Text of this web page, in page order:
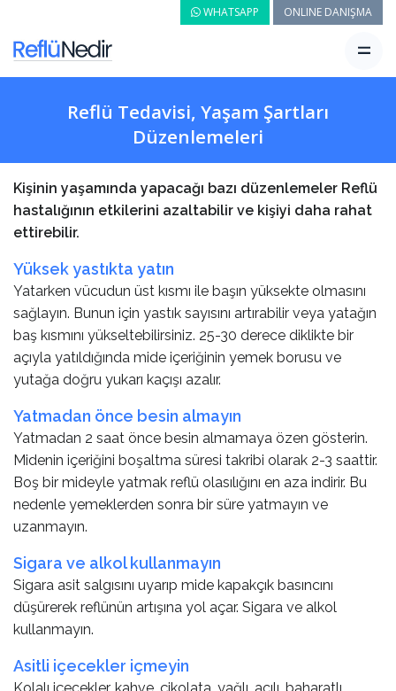
WHATSAPP ONLINE DANIŞMA
Reflü Tedavisi, Yaşam Şartları
Düzenlemeleri
Kişinin yaşamında yapacağı bazı düzenlemeler Reflü
hastalığının etkilerini azaltabilir ve kişiyi daha rahat
ettirebilir.
Yüksek yastıkta yatın
Yatarken vücudun üst kısmı ile başın yüksekte olmasını
sağlayın. Bunun için yastık sayısını artırabilir veya yatağın
baş kısmını yükseltebilirsiniz. 25-30 derece diklikte bir
açıyla yatıldığında mide içeriğinin yemek borusu ve
yutağa doğru yukarı kaçışı azalır.
Yatmadan önce besin almayın
Yatmadan 2 saat önce besin almamaya özen gösterin.
Midenin içeriğini boşaltma süresi takribi olarak 2-3 saattir.
Boş bir mideyle yatmak reflü olasılığını en aza indirir. Bu
nedenle yemeklerden sonra bir süre yatmayın ve
uzanmayın.
Sigara ve alkol kullanmayın
Sigara asit salgısını uyarıp mide kapakçık basıncını
düşürerek reflünün artışına yol açar. Sigara ve alkol
kullanmayın.
Asitli içecekler içmeyin